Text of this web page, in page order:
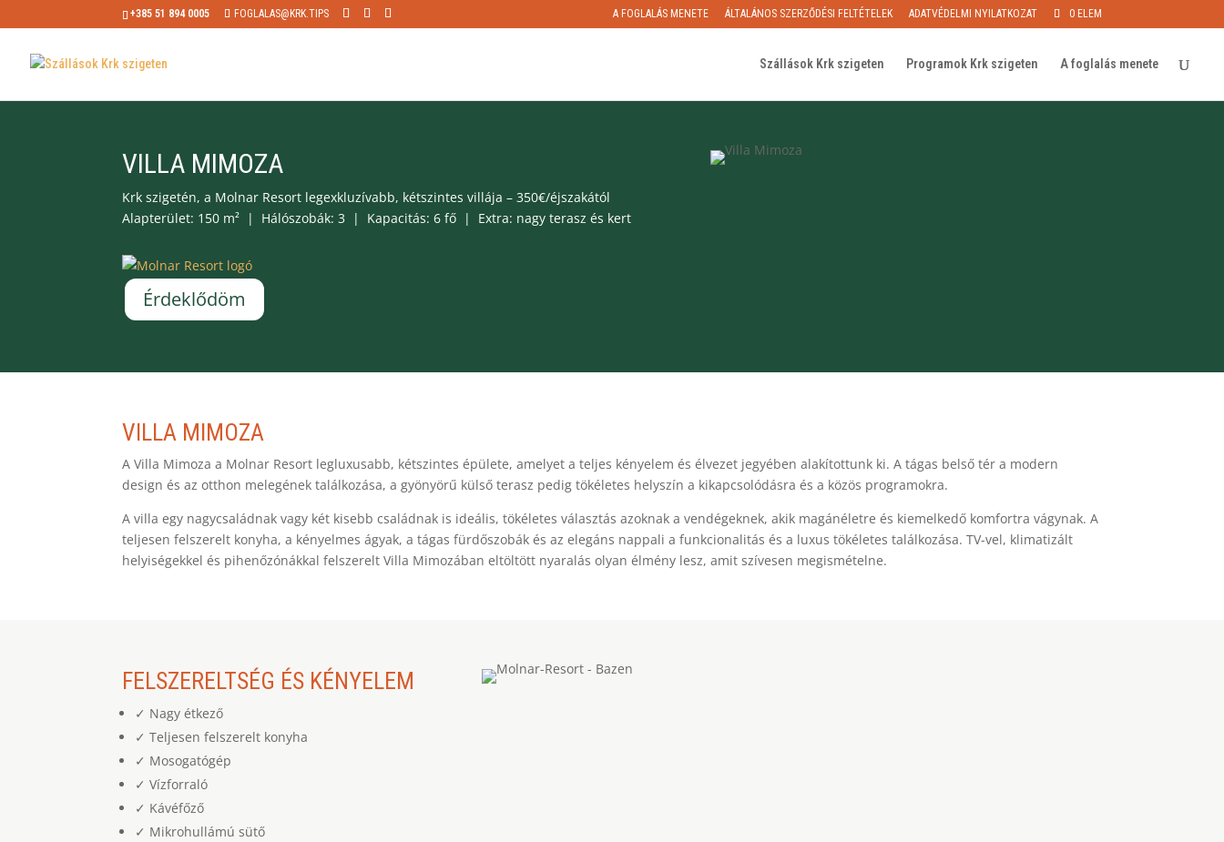
+385 51 894 0005 FOGLALAS@KRK.TIPS A FOGLALÁS MENETE ÁLTALÁNOS SZERZŐDÉSI FELTÉTELEK ADATVÉDELMI NYILATKOZAT 0 ELEM
Szállások Krk szigeten Programok Krk szigeten A foglalás menete
VILLA MIMOZA
Krk szigetén, a Molnar Resort legexkluzívabb, kétszintes villája – 350€/éjszakától
Alapterület: 150 m² | Hálószobák: 3 | Kapacitás: 6 fő | Extra: nagy terasz és kert
Érdeklődöm
VILLA MIMOZA
A Villa Mimoza a Molnar Resort legluxusabb, kétszintes épülete, amelyet a teljes kényelem és élvezet jegyében alakítottunk ki. A tágas belső tér a modern
design és az otthon melegének találkozása, a gyönyörű külső terasz pedig tökéletes helyszín a kikapcsolódásra és a közös programokra.
A villa egy nagycsaládnak vagy két kisebb családnak is ideális, tökéletes választás azoknak a vendégeknek, akik magánéletre és kiemelkedő komfortra vágynak. A
teljesen felszerelt konyha, a kényelmes ágyak, a tágas fürdőszobák és az elegáns nappali a funkcionalitás és a luxus tökéletes találkozása. TV-vel, klimatizált
helyiségekkel és pihenőzónákkal felszerelt Villa Mimozában eltöltött nyaralás olyan élmény lesz, amit szívesen megismételne.
FELSZERELTSÉG ÉS KÉNYELEM
✓ Nagy étkező
✓ Teljesen felszerelt konyha
✓ Mosogatógép
✓ Vízforraló
✓ Kávéfőző
✓ Mikrohullámú sütő